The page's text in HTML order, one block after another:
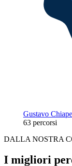
Gustavo
63 percorsi
DALLA NOSTRA
I migliori